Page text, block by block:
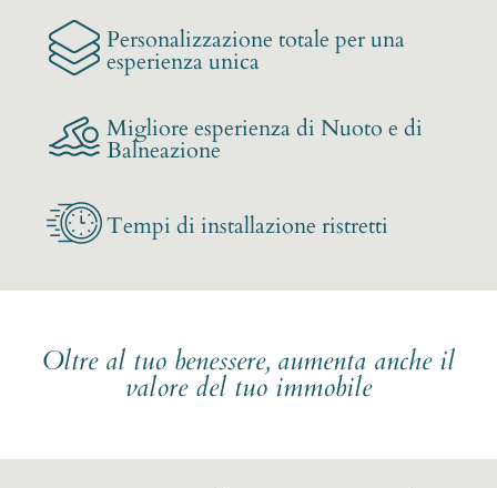
Personalizzazione totale per una
esperienza unica
Migliore esperienza di Nuoto e di
Balneazione
Tempi di installazione ristretti
Oltre al tuo benessere, aumenta anche il
valore del tuo immobile